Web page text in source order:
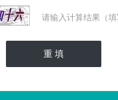
请输入计算结果（